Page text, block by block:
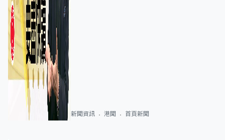
新聞資訊 港聞 首頁新聞